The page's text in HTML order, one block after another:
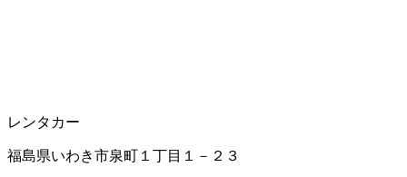
レンタカー
福島県いわき市泉町１丁目１－２３